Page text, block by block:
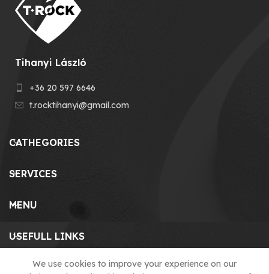
Tihanyi László
+36 20 597 6646
t.rocktihanyi@gmail.com
CATHEGORIES
SERVICES
MENU
USEFULL LINKS
We use cookies to improve your experience on our